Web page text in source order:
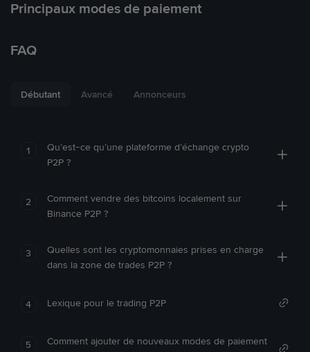
Principaux modes de paiement
FAQ
Débutant Avancé Annonceurs
1
Qu’est-ce qu’une plateforme d’échange crypto
P2P ?
2
Comment vendre des bitcoins localement sur
Binance P2P ?
3
Quelles sont les cryptomonnaies prises en charge
dans la zone de trades P2P ?
4 Lexique pour le trading P2P
5
Comment ajouter de nouveaux modes de paiement